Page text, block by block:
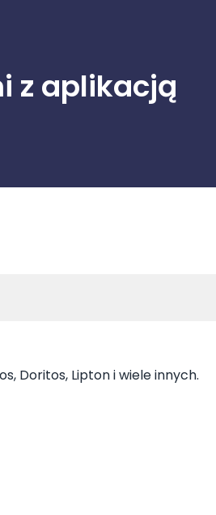
z aplikacją
Doritos, Lipton i wiele innych.